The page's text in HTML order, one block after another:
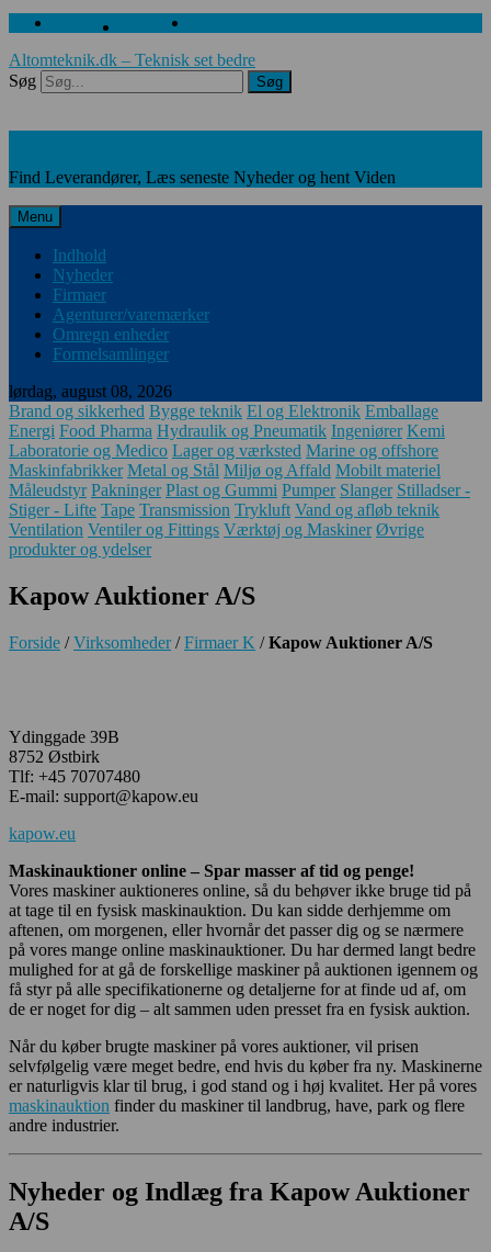
Facebook Twitter
Altomteknik.dk – Teknisk set bedre
Søg
Søg
Find Leverandører, Læs seneste Nyheder og hent Viden
Menu
Indhold
Nyheder
Firmaer
Agenturer/varemærker
Omregn enheder
Formelsamlinger
lørdag, august 08, 2026
Brand og sikkerhed Bygge teknik El og Elektronik Emballage
Energi Food Pharma Hydraulik og Pneumatik Ingeniører Kemi
Laboratorie og Medico Lager og værksted Marine og offshore
Maskinfabrikker Metal og Stål Miljø og Affald Mobilt materiel
Måleudstyr Pakninger Plast og Gummi Pumper Slanger Stilladser -
Stiger - Lifte Tape Transmission Trykluft Vand og afløb teknik
Ventilation Ventiler og Fittings Værktøj og Maskiner Øvrige
produkter og ydelser
Kapow Auktioner A/S
Forside /Virksomheder/Firmaer K /Kapow Auktioner A/S
Ydinggade 39B
8752 Østbirk
Tlf: +45 70707480
E-mail: support@kapow.eu
kapow.eu
Maskinauktioner online – Spar masser af tid og penge!
Vores maskiner auktioneres online, så du behøver ikke bruge tid på
at tage til en fysisk maskinauktion. Du kan sidde derhjemme om
aftenen, om morgenen, eller hvornår det passer dig og se nærmere
på vores mange online maskinauktioner. Du har dermed langt bedre
mulighed for at gå de forskellige maskiner på auktionen igennem og
få styr på alle specifikationerne og detaljerne for at finde ud af, om
de er noget for dig – alt sammen uden presset fra en fysisk auktion.
Når du køber brugte maskiner på vores auktioner, vil prisen
selvfølgelig være meget bedre, end hvis du køber fra ny. Maskinerne
er naturligvis klar til brug, i god stand og i høj kvalitet. Her på vores
maskinauktion finder du maskiner til landbrug, have, park og flere
andre industrier.
Nyheder og Indlæg fra Kapow Auktioner
A/S